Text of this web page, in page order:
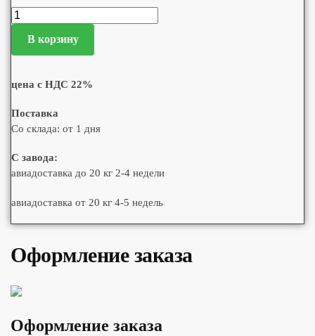
В корзину
цена с НДС 22%
Поставка
Со склада: от 1 дня
С завода:
авиадоставка до 20 кг 2-4 недели
авиадоставка от 20 кг 4-5 недель
Оформление заказа
Оформление заказа